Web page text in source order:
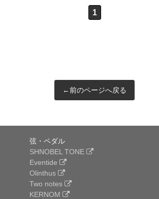
1
←前のページへ戻る
弦・ペダル
SHNOBEL TONE
Eventide
Olinthus
Two notes
KERNOM